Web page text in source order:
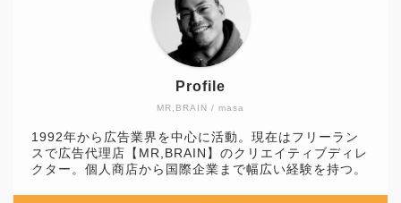
MR,BRAIN / masa
Profile
1992年から広告業界を中心に活動。現在はフリーラン
スで広告代理店【MR,BRAIN】のクリエイティブディレ
クター。個人商店から国際企業まで幅広い経験を持つ。